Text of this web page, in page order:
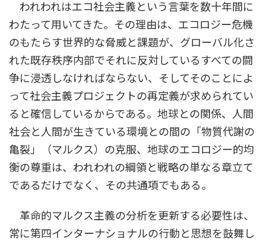
われわれはエコ社会主義という言葉を数十年間に
わたって用いてきた。その理由は、エコロジー危機
のもたらす世界的な脅威と課題が、グローバル化さ
れた既存秩序内部でそれに反対しているすべての闘
争に浸透しなければならない、そしてそのことによ
って社会主義プロジェクトの再定義が求められてい
ると確信しているからである。地球との関係、人間
社会と人間が生きている環境との間の「物質代謝の
亀裂」（マルクス）の克服、地球のエコロジー的均
衡の尊重は、われわれの綱領と戦略の単なる章立て
であるだけでなく、その共通項でもある。
革命的マルクス主義の分析を更新する必要性は、
常に第四インターナショナルの行動と思想を鼓舞し